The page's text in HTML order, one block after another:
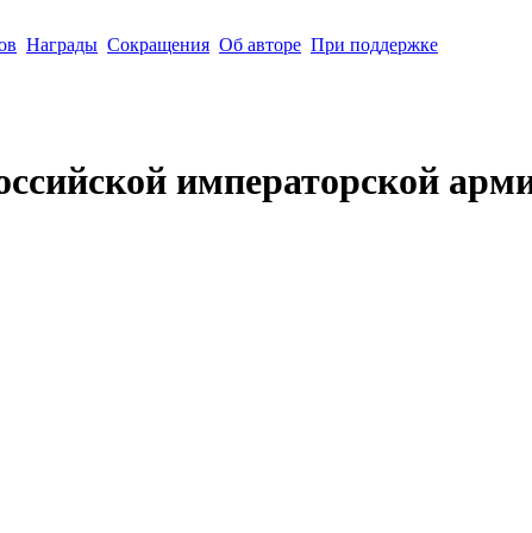
Награды Сокращения Об авторе При поддержке
императорской